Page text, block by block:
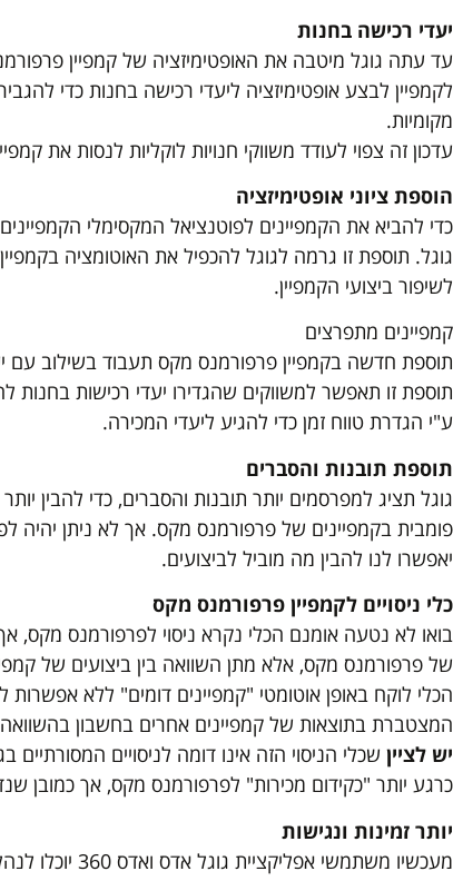
יעדי רכישה בחנות
עד עתה גוגל מיטבה את האופטימיזציה של קמפיין
לקמפיין לבצע אופטימיזציה ליעדי רכישה בחנות כדי
מקומיות.
עדכון זה צפוי לעודד משווקי חנויות לוקליות לנסות את
הוספת ציוני אופטימיזציה
כדי להביא את הקמפיינים לפוטנציאל המקסימלי
גוגל. תוספת זו גרמה לגוגל להכפיל את האוטומציה
לשיפור ביצועי הקמפיין.
קמפיינים מתפרצים
תוספת חדשה בקמפיין פרפורמנס מקס תעבוד בשילוב עם
תוספת זו תאפשר למשווקים שהגדירו יעדי רכישות בחנות
ע"י הגדרת טווח זמן כדי להגיע ליעדי המכירה.
תוספת תובנות והסברים
גוגל תציג למפרסמים יותר תובנות והסברים, כדי להבין
פומבית בקמפיינים של פרפורמנס מקס. אך לא ניתן יהיה
יאפשרו לנו להבין מה מוביל לביצועים.
כלי ניסויים לקמפיין פרפורמנס מקס
של פרפורמנס מקס, אלא מתן השוואה בין ביצועים של
הכלי לוקח באופן אוטומטי "קמפיינים דומים" ללא
המצטברת בתוצאות של קמפיינים אחרים בחשבון
יש לציין שכלי הניסוי הזה אינו דומה לניסויים
כרגע יותר "כקידום מכירות" לפרפורמנס מקס, אך כמובן
יותר זמינות ונגישות
מעכשיו משתמשי אפליקציית גוגל אדס ואדס 360 יוכלו לנהל קמפיינים של פרפורמנס מקס ולבצע ניסויים.